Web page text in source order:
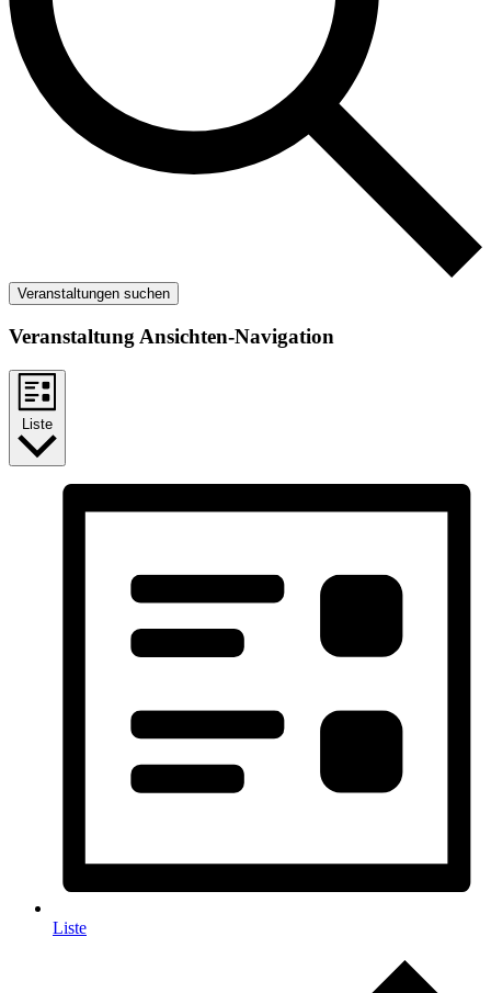
Veranstaltungen suchen
Veranstaltung Ansichten-Navigation
Liste
Liste